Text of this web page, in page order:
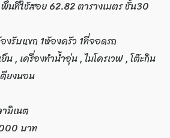
นที่ใช้สอย 62.82 ตารางเมตร ชั้น30
รับแขก 1ห้องครัว 1ที่จอดรถ
, เครื่องทำน้ำอุ่น , ไมโครเวฟ , โต๊ะกิน
ยงนอน
มิเนต
บาท